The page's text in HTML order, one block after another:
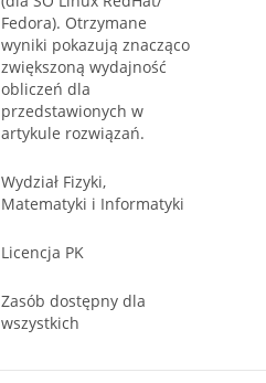
Fedora). Otrzymane
wyniki pokazują znacząco
zwiększoną wydajność
obliczeń dla
przedstawionych w
artykule rozwiązań.
Wydział Fizyki,
Matematyki i Informatyki
Licencja PK
Zasób dostępny dla
wszystkich